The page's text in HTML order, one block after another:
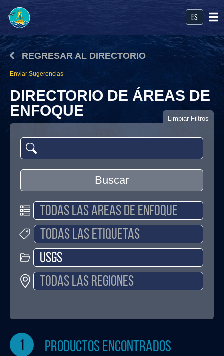
es
REGRESAR AL DIRECTORIO
Enviar Sugerencias
DIRECTORIO DE ÁREAS DE
ENFOQUE
Buscar
Limpiar Filtros
1 productos encontrados